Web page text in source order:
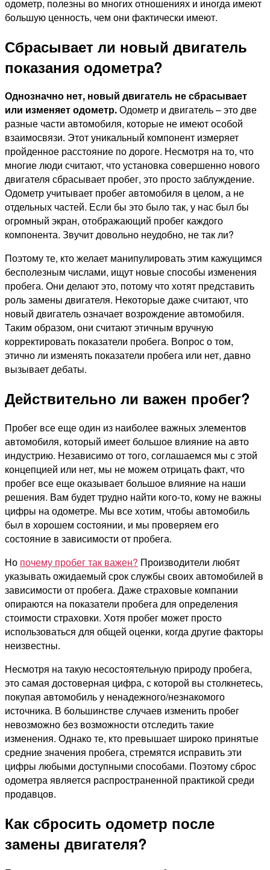
одометр, полезны во многих отношениях и иногда имеют
большую ценность, чем они фактически имеют.
Сбрасывает ли новый двигатель
показания одометра?
Однозначно нет, новый двигатель не сбрасывает
или изменяет одометр.Одометр и двигатель – это две
разные части автомобиля, которые не имеют особой
взаимосвязи. Этот уникальный компонент измеряет
пройденное расстояние по дороге. Несмотря на то, что
многие люди считают, что установка совершенно нового
двигателя сбрасывает пробег, это просто заблуждение.
Одометр учитывает пробег автомобиля в целом, а не
отдельных частей. Если бы это было так, у нас был бы
огромный экран, отображающий пробег каждого
компонента. Звучит довольно неудобно, не так ли?
Поэтому те, кто желает манипулировать этим кажущимся
бесполезным числами, ищут новые способы изменения
пробега. Они делают это, потому что хотят представить
роль замены двигателя. Некоторые даже считают, что
новый двигатель означает возрождение автомобиля.
Таким образом, они считают этичным вручную
корректировать показатели пробега. Вопрос о том,
этично ли изменять показатели пробега или нет, давно
вызывает дебаты.
Действительно ли важен пробег?
Пробег все еще один из наиболее важных элементов
автомобиля, который имеет большое влияние на авто
индустрию. Независимо от того, соглашаемся мы с этой
концепцией или нет, мы не можем отрицать факт, что
пробег все еще оказывает большое влияние на наши
решения. Вам будет трудно найти кого-то, кому не важны
цифры на одометре. Мы все хотим, чтобы автомобиль
был в хорошем состоянии, и мы проверяем его
состояние в зависимости от пробега.
Но почему пробег так важен? Производители любят
указывать ожидаемый срок службы своих автомобилей в
зависимости от пробега. Даже страховые компании
опираются на показатели пробега для определения
стоимости страховки. Хотя пробег может просто
использоваться для общей оценки, когда другие факторы
неизвестны.
Несмотря на такую несостоятельную природу пробега,
это самая достоверная цифра, с которой вы столкнетесь,
покупая автомобиль у ненадежного/незнакомого
источника. В большинстве случаев изменить пробег
невозможно без возможности отследить такие
изменения. Однако те, кто превышает широко принятые
средние значения пробега, стремятся исправить эти
цифры любыми доступными способами. Поэтому сброс
одометра является распространенной практикой среди
продавцов.
Как сбросить одометр после
замены двигателя?